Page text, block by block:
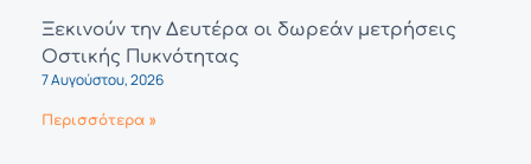
Ξεκινούν την Δευτέρα οι δωρεάν μετρήσεις
Οστικής Πυκνότητας
7 Αυγούστου, 2026
Περισσότερα »